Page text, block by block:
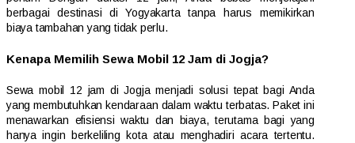
berbagai destinasi di Yogyakarta tanpa harus memikirkan
biaya tambahan yang tidak perlu.
Kenapa Memilih Sewa Mobil 12 Jam di Jogja?
Sewa mobil 12 jam di Jogja menjadi solusi tepat bagi Anda
yang membutuhkan kendaraan dalam waktu terbatas. Paket ini
menawarkan efisiensi waktu dan biaya, terutama bagi yang
hanya ingin berkeliling kota atau menghadiri acara tertentu.